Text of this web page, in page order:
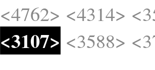
<4762> <4314>
<3107> <3588>